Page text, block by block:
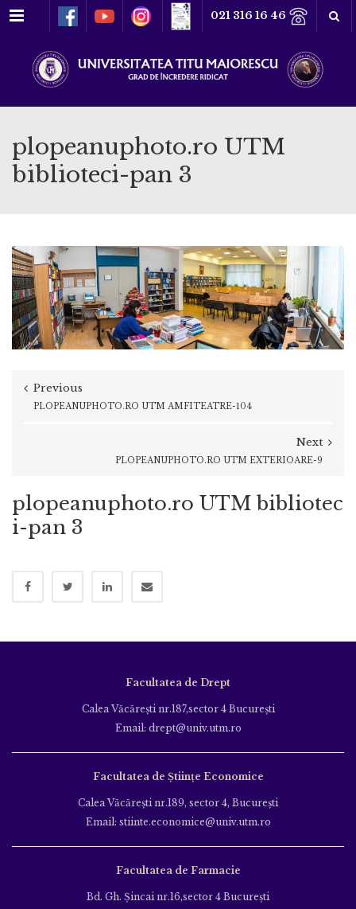
Meniu 021 316 16 46
plopeanuphoto.ro UTM
biblioteci-pan 3
Previous
PLOPEANUPHOTO.RO UTM AMFITEATRE-104
Next
PLOPEANUPHOTO.RO UTM EXTERIOARE-9
plopeanuphoto.ro UTM bibliotec
i-pan 3
Facultatea de Drept
Calea Văcăreşti nr.187,sector 4 Bucureşti
Email: drept@univ.utm.ro
Facultatea de Științe Economice
Calea Văcăreşti nr.189, sector 4, Bucureşti
Email: stiinte.economice@univ.utm.ro
Facultatea de Farmacie
Bd. Gh. Şincai nr.16,sector 4 Bucureşti